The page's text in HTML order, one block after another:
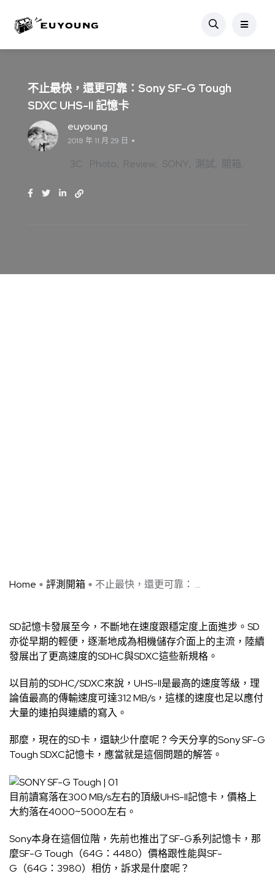
不止最快，還更可靠：Sony SF-G Tough
SDXC UHS-II 記憶卡
euyoung
2018 年 11 月 29 日
3C Photo Review SONY 測試 開箱
Home 評測開箱 不止最快，還更可靠： ...
SD記憶卡發展至今，不斷地在速度跟穩定度上面進步。SD
亦從早期的輕便，逐漸地成為相機儲存介面上的主流，陸續
發展出了更高速度的SDHC與SDXC這些新規格。
以目前的SDHC/SDXC來說，UHS-II是最高的速度等級，理
論值最高的傳輸速度可達312 MB/s，這樣的速度也足以應付
大量的連拍與連續的寫入。
那麼，現在的SD卡，還缺少什麼呢？今天分享的Sony SF-G
Tough SDXC記憶卡，應當就是這個問題的解答。
目前讀寫落在300 MB/s左右的頂級UHS-II記憶卡，價格上
大約落在4000~5000左右。
Sony本身在這個位階，先前也推出了SF-G系列記憶卡，那
麼SF-G Tough（64G：4480）價格跟性能與SF-
G（64G：3980）相仿，訴求是什麼呢？